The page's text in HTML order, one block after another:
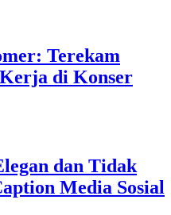
Terekam
di Konser
dan Tidak
Media Sosial